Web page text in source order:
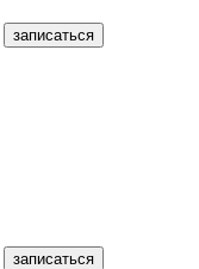
записаться
записаться